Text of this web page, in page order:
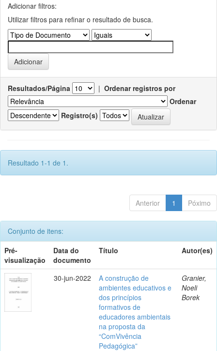
Adicionar filtros:
Utilizar filtros para refinar o resultado de busca.
Resultados/Página | Ordenar registros por
Ordenar
Registro(s)
Resultado 1-1 de 1.
Anterior 1 Póximo
Conjunto de itens:
Pré-
visualização
Data do
documento
Título Autor(es)
30-jun-2022
A construção de
ambientes educativos e
dos princípios
formativos de
educadores ambientais
na proposta da
“ComVivência
Pedagógica”
Granier,
Noeli
Borek